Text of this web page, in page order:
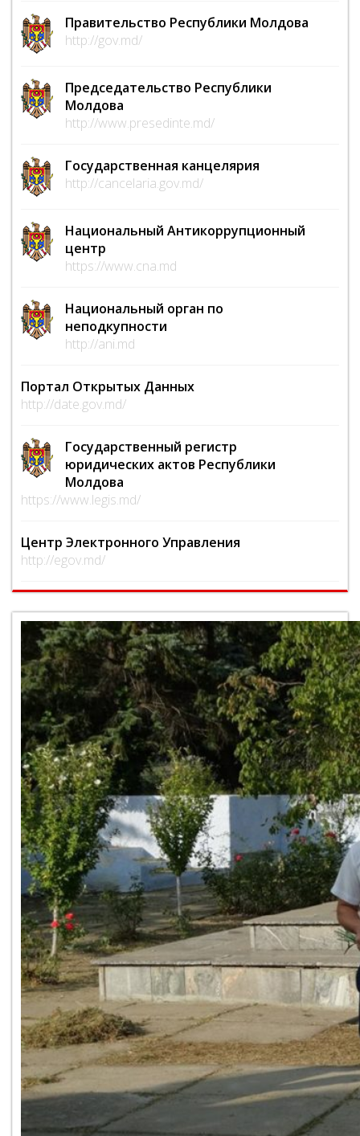
Правительство Республики Молдова
http://gov.md/
Председательство Республики
Молдова
http://www.presedinte.md/
Государственная канцелярия
http://cancelaria.gov.md/
Национальный Антикоррупционный
центр
https://www.cna.md
Национальный орган по
неподкупности
http://ani.md
Портал Открытых Данных
http://date.gov.md/
Государственный регистр
юридических актов Республики
Молдова
https://www.legis.md/
Центр Электронного Управления
http://egov.md/